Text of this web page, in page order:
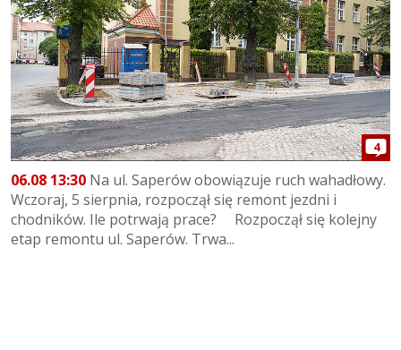
4
06.08 13:30 Na ul. Saperów obowiązuje ruch wahadłowy.
Wczoraj, 5 sierpnia, rozpoczął się remont jezdni i
chodników. Ile potrwają prace? Rozpoczął się kolejny
etap remontu ul. Saperów. Trwa...